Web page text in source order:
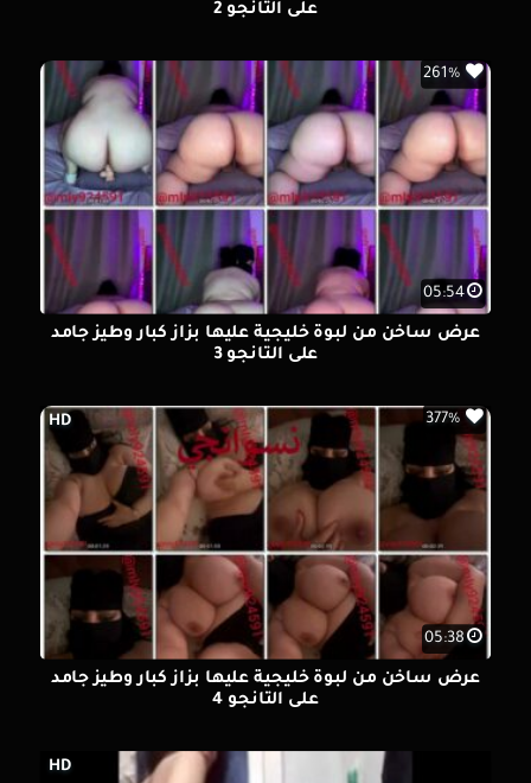
على التانجو 2
05:54
261%
عرض ساخن من لبوة خليجية عليها بزاز كبار وطيز جامد
على التانجو 3
05:38
HD 377%
عرض ساخن من لبوة خليجية عليها بزاز كبار وطيز جامد
على التانجو 4
HD